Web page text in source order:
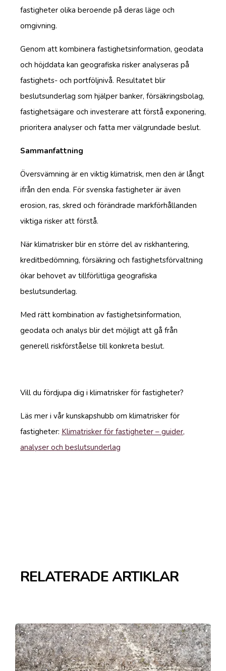
fastigheter olika beroende på deras läge och
omgivning.
Genom att kombinera fastighetsinformation, geodata
och höjddata kan geografiska risker analyseras på
fastighets- och portföljnivå. Resultatet blir
beslutsunderlag som hjälper banker, försäkringsbolag,
fastighetsägare och investerare att förstå exponering,
prioritera analyser och fatta mer välgrundade beslut.
Sammanfattning
Översvämning är en viktig klimatrisk, men den är långt
ifrån den enda. För svenska fastigheter är även
erosion, ras, skred och förändrade markförhållanden
viktiga risker att förstå.
När klimatrisker blir en större del av riskhantering,
kreditbedömning, försäkring och fastighetsförvaltning
ökar behovet av tillförlitliga geografiska
beslutsunderlag.
Med rätt kombination av fastighetsinformation,
geodata och analys blir det möjligt att gå från
generell riskförståelse till konkreta beslut.
Vill du fördjupa dig i klimatrisker för fastigheter?
Läs mer i vår kunskapshubb om klimatrisker för
fastigheter: Klimatrisker för fastigheter – guider,
analyser och beslutsunderlag
RELATERADE ARTIKLAR